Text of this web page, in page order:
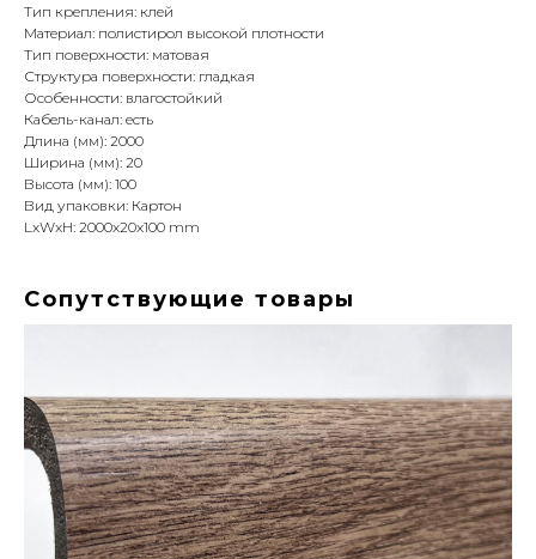
Тип крепления: клей
Материал: полистирол высокой плотности
Тип поверхности: матовая
Структура поверхности: гладкая
Особенности: влагостойкий
Кабель-канал: есть
Длина (мм): 2000
Ширина (мм): 20
Высота (мм): 100
Вид упаковки: Картон
LxWxH: 2000x20x100 mm
Сопутствующие товары